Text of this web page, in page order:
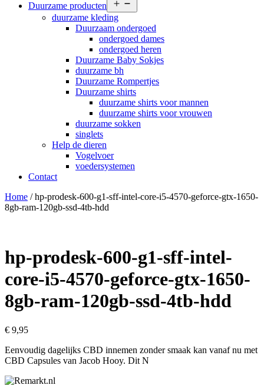
Duurzame producten
menu
duurzame kleding
Duurzaam ondergoed
ondergoed dames
ondergoed heren
Duurzame Baby Sokjes
duurzame bh
Duurzame Rompertjes
Duurzame shirts
duurzame shirts voor mannen
duurzame shirts voor vrouwen
duurzame sokken
singlets
Help de dieren
Vogelvoer
voedersystemen
Contact
Home / hp-prodesk-600-g1-sff-intel-core-i5-4570-geforce-gtx-1650-
8gb-ram-120gb-ssd-4tb-hdd
hp-prodesk-600-g1-sff-intel-
core-i5-4570-geforce-gtx-1650-
8gb-ram-120gb-ssd-4tb-hdd
€ 9,95
Eenvoudig dagelijks CBD innemen zonder smaak kan vanaf nu met
CBD Capsules van Jacob Hooy. Dit N